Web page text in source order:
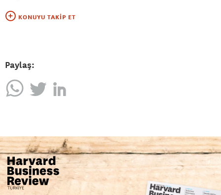
KONUYU TAKIP ET
Paylaş: